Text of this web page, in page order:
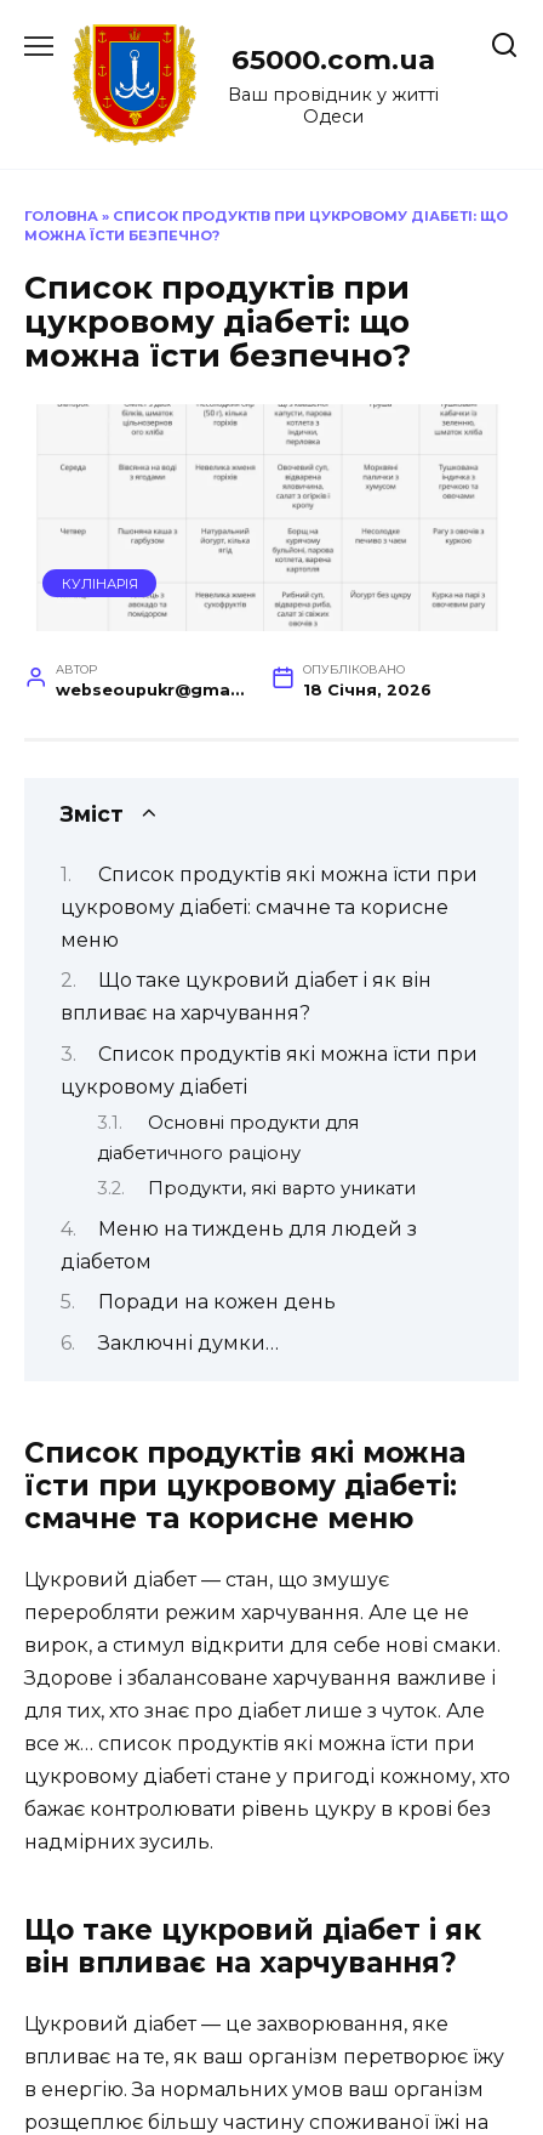
до
65000.com.ua
Ваш провідник у житті
Одеси
ГОЛОВНА » СПИСОК ПРОДУКТІВ ПРИ ЦУКРОВОМУ ДІАБЕТІ: ЩО
МОЖНА ЇСТИ БЕЗПЕЧНО?
Список продуктів при
цукровому діабеті: що
можна їсти безпечно?
КУЛІНАРІЯ
АВТОР
webseoupukr@gmail.com
ОПУБЛІКОВАНО
18 Січня, 2026
Зміст
Список продуктів які можна їсти при
цукровому діабеті: смачне та корисне
меню
Що таке цукровий діабет і як він
впливає на харчування?
Список продуктів які можна їсти при
цукровому діабеті
Основні продукти для
діабетичного раціону
Продукти, які варто уникати
Меню на тиждень для людей з
діабетом
Поради на кожен день
Заключні думки…
Список продуктів які можна
їсти при цукровому діабеті:
смачне та корисне меню
Цукровий діабет — стан, що змушує
переробляти режим харчування. Але це не
вирок, а стимул відкрити для себе нові смаки.
Здорове і збалансоване харчування важливе і
для тих, хто знає про діабет лише з чуток. Але
все ж… список продуктів які можна їсти при
цукровому діабеті стане у пригоді кожному, хто
бажає контролювати рівень цукру в крові без
надмірних зусиль.
Що таке цукровий діабет і як
він впливає на харчування?
Цукровий діабет — це захворювання, яке
впливає на те, як ваш організм перетворює їжу
в енергію. За нормальних умов ваш організм
розщеплює більшу частину споживаної їжі на